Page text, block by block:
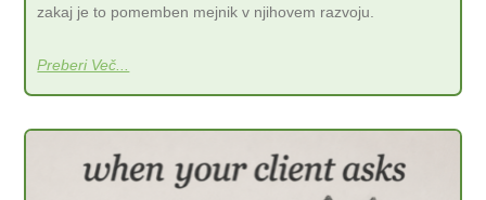
zakaj je to pomemben mejnik v njihovem razvoju.
Preberi Več...